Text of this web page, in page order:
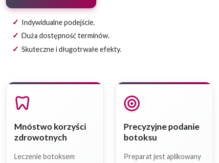
Indywidualne podejście.
Duża dostępność terminów.
Skuteczne i długotrwałe efekty.
dentistry
Mnóstwo korzyści
zdrowotnych
Leczenie botoksem
target
Precyzyjne podanie
botoksu
Preparat jest aplikowany